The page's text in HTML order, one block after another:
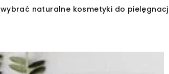
naturalne kosmetyki do